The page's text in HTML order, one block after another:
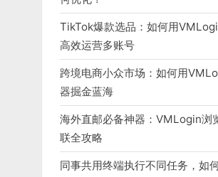
TikTok爆款选品：如何用
高效运营多账号
跨境电商小众市场：如何用
器掘金蓝海
海外直邮必备神器：VMLogin浏
联全攻略
同事共用终端执行不同任务，如